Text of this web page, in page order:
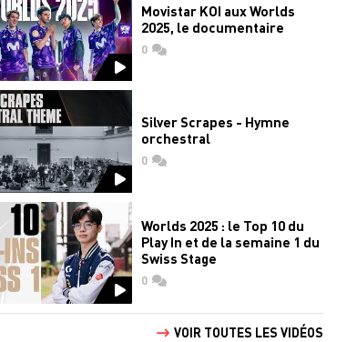
Movistar KOI aux Worlds
2025, le documentaire
0commentaires
Silver Scrapes - Hymne
orchestral
0commentaires
Worlds 2025 : le Top 10 du
Play In et de la semaine 1 du
Swiss Stage
0commentaires
VOIR TOUTES LES VIDÉOS